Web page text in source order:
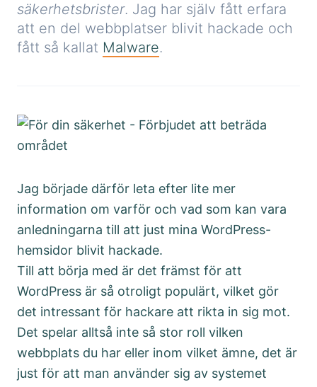
säkerhetsbrister. Jag har själv fått erfara
att en del webbplatser blivit hackade och
fått så kallat Malware.
Jag började därför leta efter lite mer
information om varför och vad som kan vara
anledningarna till att just mina WordPress-
hemsidor blivit hackade.
Till att börja med är det främst för att
WordPress är så otroligt populärt, vilket gör
det intressant för hackare att rikta in sig mot.
Det spelar alltså inte så stor roll vilken
webbplats du har eller inom vilket ämne, det är
just för att man använder sig av systemet